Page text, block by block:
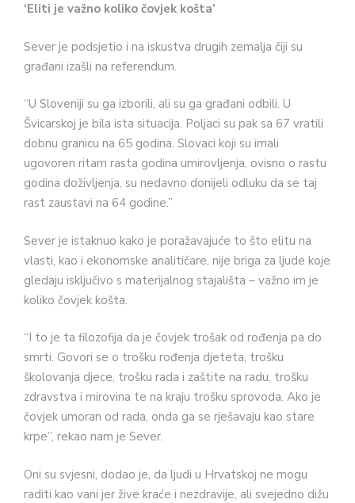
‘Eliti je važno koliko čovjek košta’
Sever je podsjetio i na iskustva drugih zemalja čiji su
građani izašli na referendum.
“U Sloveniji su ga izborili, ali su ga građani odbili. U
Švicarskoj je bila ista situacija. Poljaci su pak sa 67 vratili
dobnu granicu na 65 godina. Slovaci koji su imali
ugovoren ritam rasta godina umirovljenja, ovisno o rastu
godina doživljenja, su nedavno donijeli odluku da se taj
rast zaustavi na 64 godine.”
Sever je istaknuo kako je poražavajuće to što elitu na
vlasti, kao i ekonomske analitičare, nije briga za ljude koje
gledaju isključivo s materijalnog stajališta – važno im je
koliko čovjek košta.
“I to je ta filozofija da je čovjek trošak od rođenja pa do
smrti. Govori se o trošku rođenja djeteta, trošku
školovanja djece, trošku rada i zaštite na radu, trošku
zdravstva i mirovina te na kraju trošku sprovoda. Ako je
čovjek umoran od rada, onda ga se rješavaju kao stare
krpe”, rekao nam je Sever.
Oni su svjesni, dodao je, da ljudi u Hrvatskoj ne mogu
raditi kao vani jer žive kraće i nezdravije, ali svejedno dižu